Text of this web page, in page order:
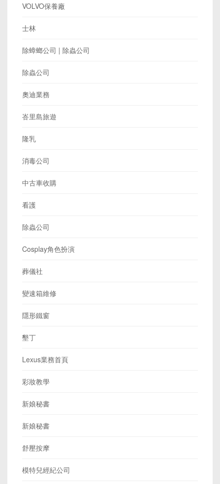
VOLVO保養廠
士林
除蟑螂公司 | 除蟲公司
除蟲公司
奧迪業務
峇里島旅遊
隆乳
消毒公司
中古車收購
看護
除蟲公司
Cosplay角色扮演
葬儀社
變速箱維修
隱形鐵窗
墾丁
Lexus業務首頁
彩妝教學
新娘秘書
新娘秘書
舒壓按摩
模特兒經紀公司